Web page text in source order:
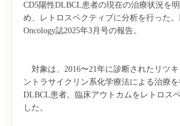
CD5陽性DLBCL患者の現在の治療状況を
め、レトロスペクティブに分析を行った。
対象は、2016〜21年に診断されたリツ
ントラサイクリン系化学療法による治療
DLBCL患者。臨床アウトカムをレトロス